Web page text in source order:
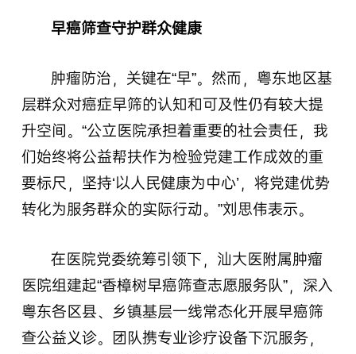
早癌筛查守护群众健康
肿瘤防治，关键在“早”。然而，粤东地区基
层群众对癌症早筛的认知和可及性仍有较大提
升空间。“公立医院承担着重要的社会责任，我
们始终将公益帮扶作为检验党建工作成效的重
要标尺，坚持‘以人民健康为中心’，将党建优势
转化为服务群众的实际行动。”刘思伟表示。
在医院党委统筹引领下，汕大医附属肿瘤
医院组建起“香樟树早癌筛查志愿服务队”，深入
粤东各区县、乡镇基层一线常态化开展早癌筛
查公益义诊。团队携专业诊疗设备下沉服务，